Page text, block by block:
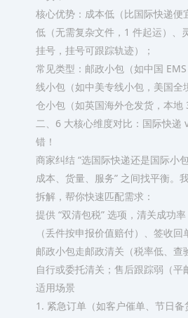
核心优势：成本低（比国际快递便
低（无需复杂文件，1 件起运）、
挂号，挂号可跟踪轨迹）；​
常见类型：邮政小包（如中国
线小包（如中美专线小包，美国全
仓小包（如英国海外仓发货，本地
二、6 大核心维度对比：国际快递
错！​
商家纠结 “选国际快递还是国际小包
成本、货量、服务” 之间找平衡。
拆解，帮你快速匹配需求：​
提供 “双清包税” 选项，清关成功
（丢件按申报价值赔付）、签收回
邮政小包走邮政清关（税率低、查
自行或委托清关；售后跟踪弱（平
适用场景​
1. 紧急订单（如客户催单、节日